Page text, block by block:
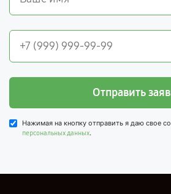
Отправить
Нажимая на кнопку отправить я даю свое
персональных данных.